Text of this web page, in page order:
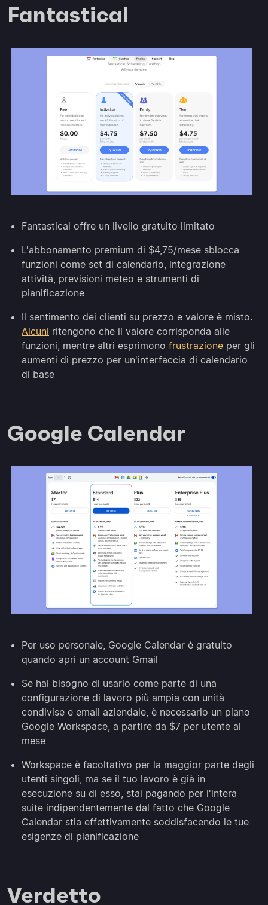
Fantastical
Fantastical offre un livello gratuito limitato
L'abbonamento premium di $4,75/mese sblocca
funzioni come set di calendario, integrazione
attività, previsioni meteo e strumenti di
pianificazione
Il sentimento dei clienti su prezzo e valore è misto.
Alcuni ritengono che il valore corrisponda alle
funzioni, mentre altri esprimono frustrazione per gli
aumenti di prezzo per un'interfaccia di calendario
di base
Google Calendar
Per uso personale, Google Calendar è gratuito
quando apri un account Gmail
Se hai bisogno di usarlo come parte di una
configurazione di lavoro più ampia con unità
condivise e email aziendale, è necessario un piano
Google Workspace, a partire da $7 per utente al
mese
Workspace è facoltativo per la maggior parte degli
utenti singoli, ma se il tuo lavoro è già in
esecuzione su di esso, stai pagando per l'intera
suite indipendentemente dal fatto che Google
Calendar stia effettivamente soddisfacendo le tue
esigenze di pianificazione
Verdetto